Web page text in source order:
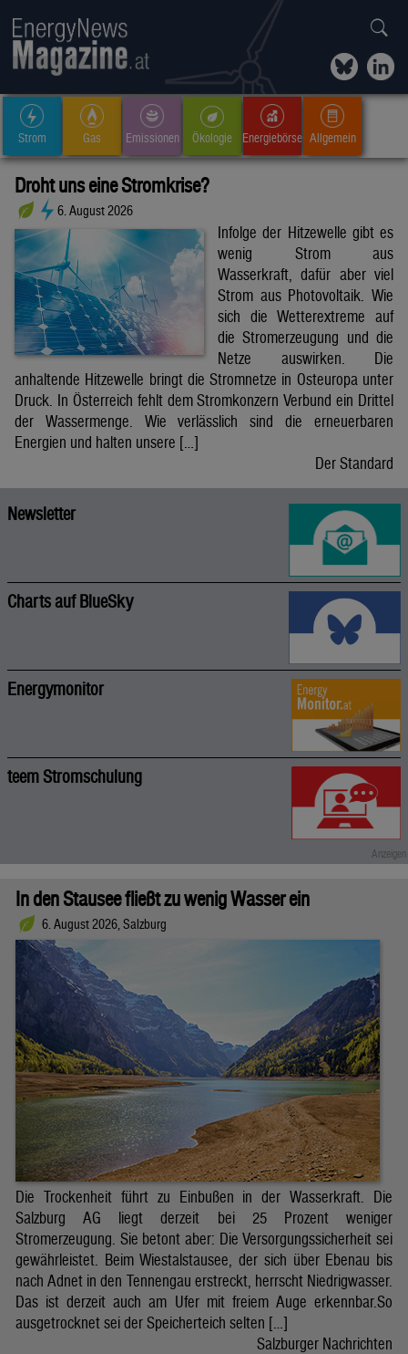
Strom Gas Emissionen Ökologie Energiebörse Allgemein
Droht uns eine Stromkrise?
6. August 2026
Infolge der Hitzewelle gibt es
wenig Strom aus
Wasserkraft, dafür aber viel
Strom aus Photovoltaik. Wie
sich die Wetterextreme auf
die Stromerzeugung und die
Netze auswirken. Die
anhaltende Hitzewelle bringt die Stromnetze in Osteuropa unter
Druck. In Österreich fehlt dem Stromkonzern Verbund ein Drittel
der Wassermenge. Wie verlässlich sind die erneuerbaren
Energien und halten unsere […]
Der Standard
Newsletter
Charts auf BlueSky
Energymonitor
teem Stromschulung
In den Stausee fließt zu wenig Wasser ein
6. August 2026, Salzburg
Die Trockenheit führt zu Einbußen in der Wasserkraft. Die
Salzburg AG liegt derzeit bei 25 Prozent weniger
Stromerzeugung. Sie betont aber: Die Versorgungssicherheit sei
gewährleistet. Beim Wiestalstausee, der sich über Ebenau bis
nach Adnet in den Tennengau erstreckt, herrscht Niedrigwasser.
Das ist derzeit auch am Ufer mit freiem Auge erkennbar.So
ausgetrocknet sei der Speicherteich selten […]
Salzburger Nachrichten